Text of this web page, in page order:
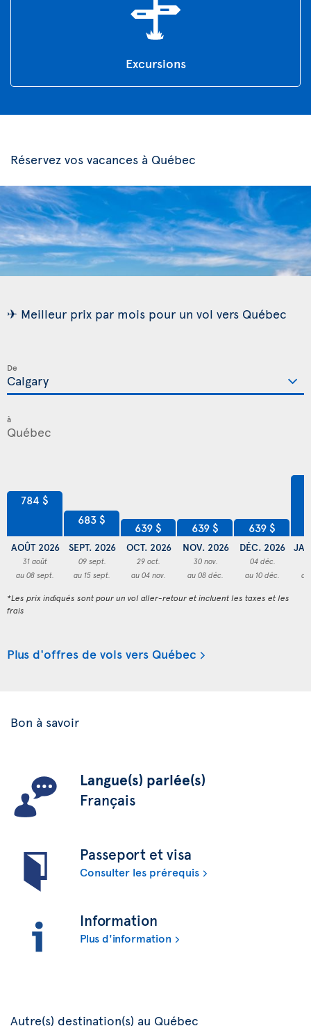
Excursions
Réservez vos vacances à Québec
✈ Meilleur prix par mois pour un vol vers Québec
De
à
784 $
AOÛT 2026
31 août
au 08 sept.
683 $
SEPT. 2026
09 sept.
au 15 sept.
639 $
OCT. 2026
29 oct.
au 04 nov.
639 $
NOV. 2026
30 nov.
au 08 déc.
639 $
DÉC. 2026
04 déc.
au 10 déc.
*Les prix indiqués sont pour un vol aller-retour et incluent les taxes et les
frais
Plus d'offres de vols vers Québec
Bon à savoir
Langue(s) parlée(s)
Français
Passeport et visa
Consulter les prérequis
Information
Plus d'information
Autre(s) destination(s) au Québec